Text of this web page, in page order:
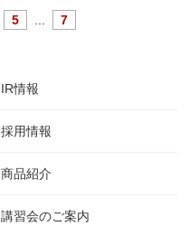
5 7
IR情報
採用情報
商品紹介
講習会のご案内